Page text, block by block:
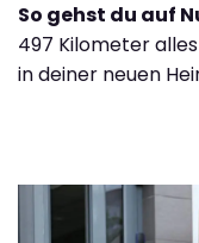
So gehst du auf
497 Kilometer
in deiner neuen